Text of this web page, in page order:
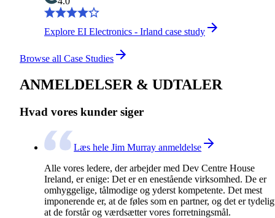
Explore EI Electronics - Irland case study
Browse all Case Studies
ANMELDELSER & UDTALER
Hvad vores kunder siger
Læs hele Jim Murray anmeldelse
Alle vores ledere, der arbejder med Dev Centre House
Ireland, er enige: Det er en enestående virksomhed. De er
omhyggelige, tålmodige og yderst kompetente. Det mest
imponerende er, at de føles som en partner, og det er
at de forstår og værdsætter vores forretningsmål.